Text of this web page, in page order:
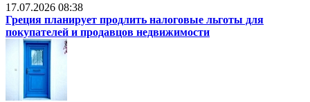
17.07.2026 08:38
Греция планирует продлить налоговые льготы для
покупателей и продавцов недвижимости